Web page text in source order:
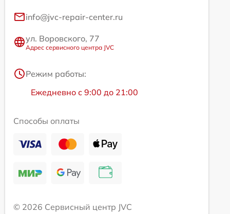
info@jvc-repair-center.ru
ул. Воровского, 77
Адрес сервисного центра JVC
Режим работы:
Ежедневно с 9:00 до 21:00
Способы оплаты
© 2026 Сервисный центр JVC